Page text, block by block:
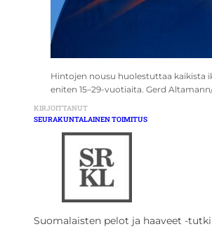
Hintojen nousu huolestuttaa kaikista
eniten 15–29-vuotiaita. Gerd
KIRJOITTANUT
SEURAKUNTALAINEN TOIMITUS
Suomalaisten pelot ja haaveet -